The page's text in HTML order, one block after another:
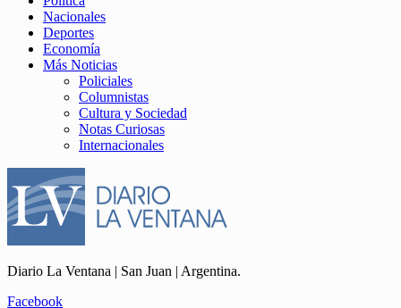
Nacionales
Deportes
Economía
Más Noticias
Policiales
Columnistas
Cultura y Sociedad
Notas Curiosas
Internacionales
Diario La Ventana | San Juan | Argentina.
Facebook